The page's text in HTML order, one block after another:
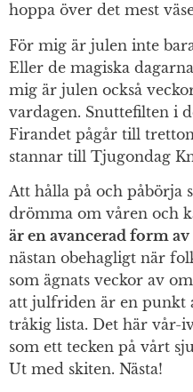
hoppa över det mest
För mig är julen inte
Eller de magiska
mig är julen också
vardagen. Snuttefilten i
Firandet pågår till
stannar till Tjugondag
Att hålla på och påbörja
drömma om våren och
är en avancerad form
nästan obehagligt när
som ägnats veckor av
att julfriden är en punkt
tråkig lista. Det här vår-
som ett tecken på vårt
Ut med skiten. Nästa!